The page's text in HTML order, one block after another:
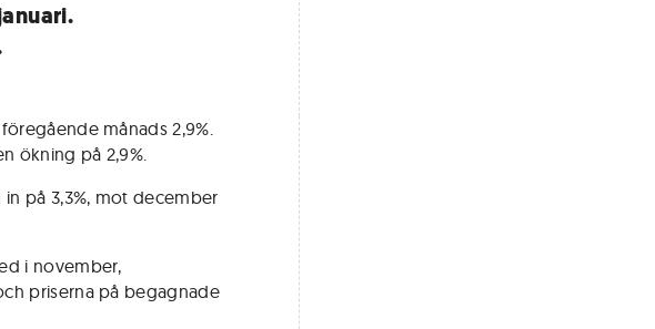
månads 2,9%.
ökning på 2,9%.
in på 3,3%, mot december
i november,
priserna på begagnade